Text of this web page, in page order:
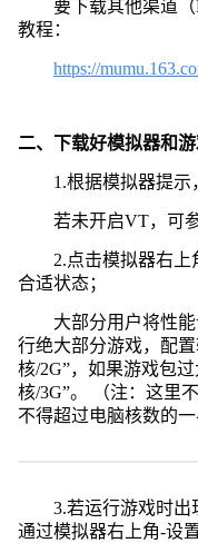
要下载其他渠道
教程：
https://
二、下载好模拟器和
1.根据模拟器提示
若未开启VT，可
2.点击模拟器右
合适状态；
大部分用户将性
行绝大部分游戏，配
核/2G”，如果游戏包
核/3G”。 （注：这里
不得超过电脑核数的
3.若运行游戏时
通过模拟器右上角-设